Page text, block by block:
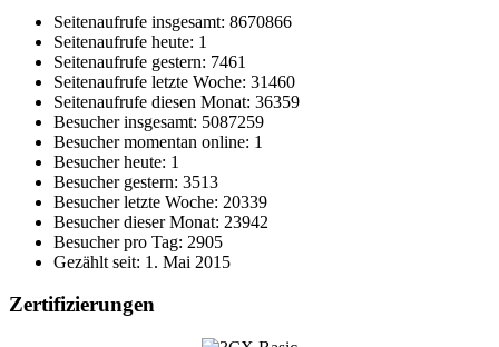
Seitenaufrufe insgesamt: 8670866
Seitenaufrufe heute: 1
Seitenaufrufe gestern: 7461
Seitenaufrufe letzte Woche: 31460
Seitenaufrufe diesen Monat: 36359
Besucher insgesamt: 5087259
Besucher momentan online: 1
Besucher heute: 1
Besucher gestern: 3513
Besucher letzte Woche: 20339
Besucher dieser Monat: 23942
Besucher pro Tag: 2905
Gezählt seit: 1. Mai 2015
Zertifizierungen